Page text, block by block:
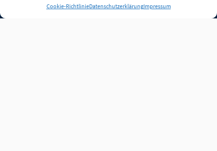
Cookie-RichtlinieDatenschutzerklärungImpressum
Jobs Partner FAQ Quellen